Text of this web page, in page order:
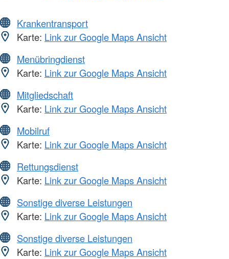
Krankentransport
Karte: Link zur Google Maps Ansicht
Menübringdienst
Karte: Link zur Google Maps Ansicht
Mitgliedschaft
Karte: Link zur Google Maps Ansicht
Mobilruf
Karte: Link zur Google Maps Ansicht
Rettungsdienst
Karte: Link zur Google Maps Ansicht
Sonstige diverse Leistungen
Karte: Link zur Google Maps Ansicht
Sonstige diverse Leistungen
Karte: Link zur Google Maps Ansicht